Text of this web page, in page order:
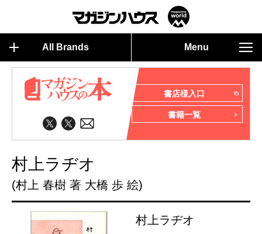
All Brands Menu
書店様入口
書籍一覧
村上ラヂオ
(村上 春樹 著 大橋 歩 絵)
村上ラヂオ